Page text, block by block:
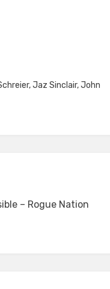
,Jaz Sinclair,John
– Rogue Nation